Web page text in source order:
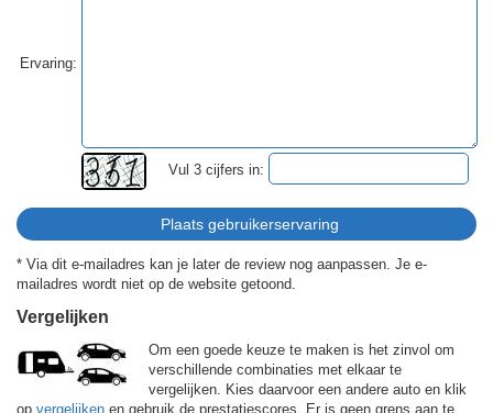
Ervaring:
Vul 3 cijfers in:
* Via dit e-mailadres kan je later de review nog aanpassen. Je e-
mailadres wordt niet op de website getoond.
Vergelijken
Om een goede keuze te maken is het zinvol om
verschillende combinaties met elkaar te
vergelijken. Kies daarvoor een andere auto en klik
op vergelijken en gebruik de prestatiescores. Er is geen grens aan te